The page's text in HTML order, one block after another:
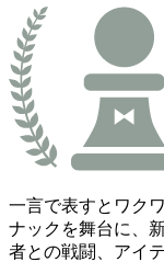
一言で表すとワク
ナックを舞台に、
者との戦闘、アイ